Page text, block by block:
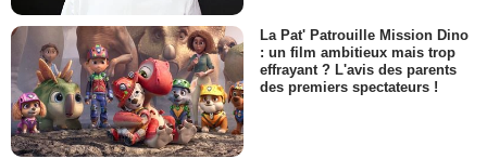
La Pat' Patrouille Mission Dino
: un film ambitieux mais trop
effrayant ? L'avis des parents
des premiers spectateurs !